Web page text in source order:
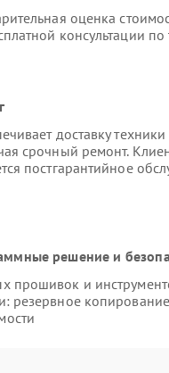
оценка
консультации
доставку
срочный ремонт.
постгарантийное
решение и
прошивок и
резервное